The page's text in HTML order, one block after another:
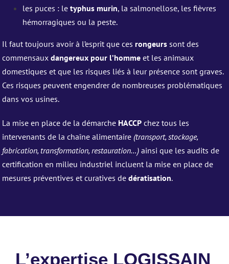
les puces : le typhus murin, la salmonellose, les fièvres
hémorragiques ou la peste.
Il faut toujours avoir à l’esprit que ces rongeurssont des
commensaux dangereux pour l’hommeet les animaux
domestiques et que les risques liés à leur présence sont graves.
Ces risques peuvent engendrer de nombreuses problématiques
dans vos usines.
La mise en place de la démarche HACCPchez tous les
intervenants de la chaîne alimentaire (transport, stockage,
fabrication, transformation, restauration…) ainsi que les audits de
certification en milieu industriel incluent la mise en place de
mesures préventives et curatives de dératisation.
L’expertise LOGISSAIN